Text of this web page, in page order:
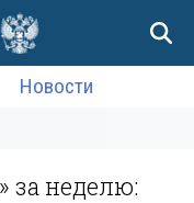
Новости
за неделю: